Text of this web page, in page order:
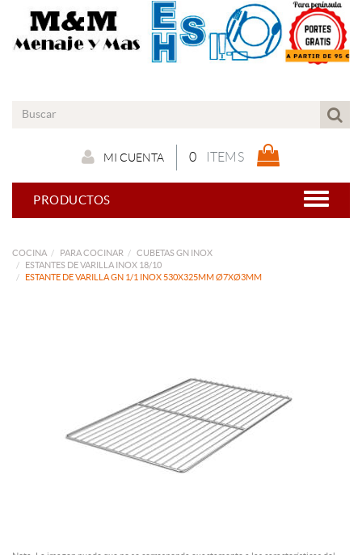
0 ITEMS
MI CUENTA
PRODUCTOS
COCINA PARA COCINAR
CUBETAS GN INOX
ESTANTES DE VARILLA INOX 18/10
ESTANTE DE VARILLA GN 1/1 INOX 530X325MM Ø7XØ3MM